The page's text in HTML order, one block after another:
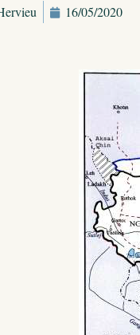
16/05/2020